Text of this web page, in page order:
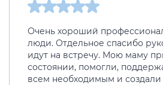
Очень хороший
люди. Отдельное спасибо
идут на встречу. Мою маму
состоянии, помогли,
всем необходимым и